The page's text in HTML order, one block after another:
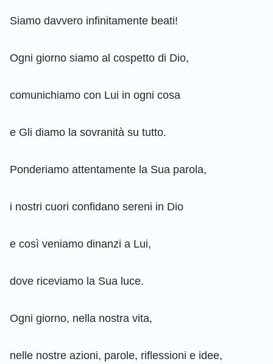
Siamo davvero infinitamente beati!
Ogni giorno siamo al cospetto di Dio,
comunichiamo con Lui in ogni cosa
e Gli diamo la sovranità su tutto.
Ponderiamo attentamente la Sua parola,
i nostri cuori confidano sereni in Dio
e così veniamo dinanzi a Lui,
dove riceviamo la Sua luce.
Ogni giorno, nella nostra vita,
nelle nostre azioni, parole, riflessioni e idee,